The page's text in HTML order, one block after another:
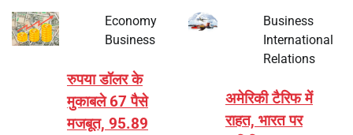
Economy
Business
रुपया डॉलर के
मुकाबले 67 पैसे
मजबूत, 95.89
Business
International
Relations
अमेरिकी टैरिफ में
राहत, भारत पर